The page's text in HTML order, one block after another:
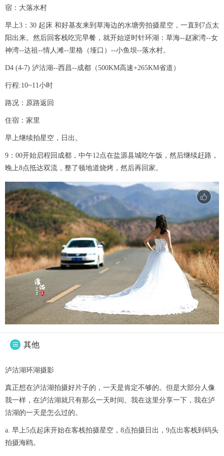
宿：大落水村
早上3：30 起床 和好基友来到草海边的水塘旁拍摄星空，一直到7点太
阳出来。然后回客栈吃完早餐，就开始逆时针环湖：草海--赵家湾--女
神湾--达祖--情人滩--里格（垭口）--小鱼坝--落水村。
D4 (4-7) 泸沽湖--西昌--成都（500KM高速+265KM省道）
行程:10~11小时
路况：原路返回
住宿：家里
早上继续拍星空，日出。
9：00开始启程回成都，中午12点在盐源县城吃午饭，然后继续赶路，
晚上8点抵达双流，整了顿地道烧烤，然后再回家。
 其他
泸沽湖环湖摄影
真正想在泸沽湖拍摄好片子的，一天是肯定不够的。但是大部分人像
我一样，在泸沽湖就只有那么一天时间。我在这里分享一下，我在泸
沽湖的一天是怎么过的。
a. 早上5点起床开始在客栈拍摄星空，8点拍摄日出，9点出客栈到码头
拍摄海鸥。